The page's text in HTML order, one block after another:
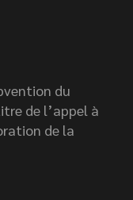
du
de l’appel à
de la